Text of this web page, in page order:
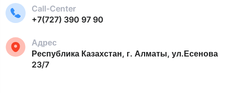
Call-Center
+7(727) 390 97 90
Адрес
Республика Казахстан, г. Алматы, ул.Есенова
23/7